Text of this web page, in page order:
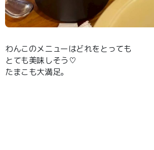
わんこのメニューはどれをとっても
とても美味しそう♡
たまこも大満足。